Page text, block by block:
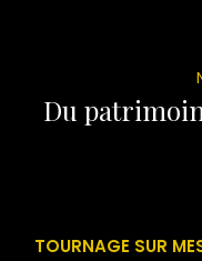
Du
TOURNAGE SUR